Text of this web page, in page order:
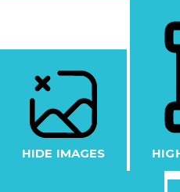
HIDE IMAGES